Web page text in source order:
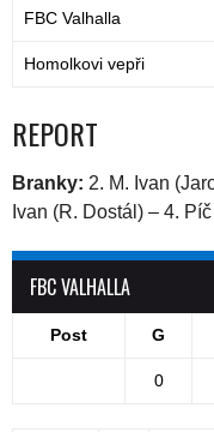
FBC Valhalla
Homolkovi vepři
REPORT
Branky: 2. M. Ivan
Ivan (R. Dostál) – 4.
FBC VALHALLA
Post G
0